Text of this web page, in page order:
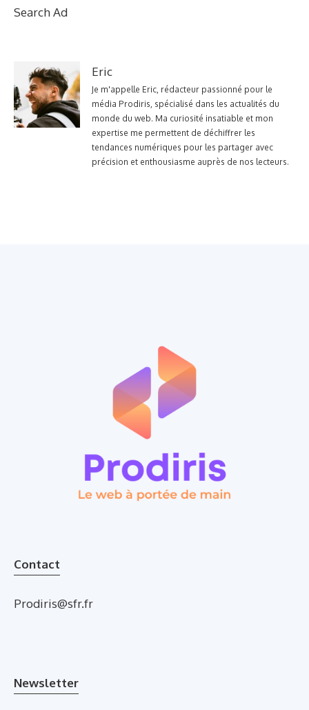
Search Ad
Eric
Je m'appelle Eric, rédacteur passionné pour le
média Prodiris, spécialisé dans les actualités du
monde du web. Ma curiosité insatiable et mon
expertise me permettent de déchiffrer les
tendances numériques pour les partager avec
précision et enthousiasme auprès de nos lecteurs.
Contact
Prodiris@sfr.fr
Newsletter